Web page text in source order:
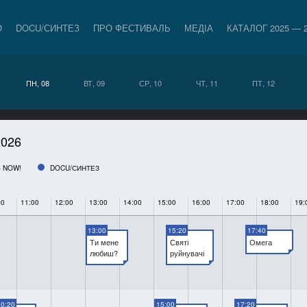
DOCU/СИНТЕЗ ПРО ФЕСТИВАЛЬ МЕДІА КАТАЛОГ 2025 —
ПН, 08 ВТ, 09 СР, 10 ЧТ, 11 ПТ, 12
NOW! DOCU/СИНТЕЗ
11:00 12:00 13:00 14:00 15:00 16:00 17:00 18:00
13:00
Ти мене
любиш?
15:20
Святі
руйнувачі
17:40
Омега
15:00 17:20